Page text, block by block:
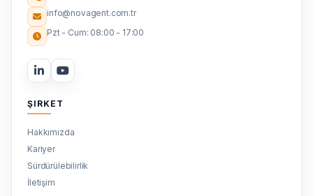
info@novagent.com.tr
Pzt - Cum: 08:00 - 17:00
ŞIRKET
Hakkımızda
Kariyer
Sürdürülebilirlik
İletişim